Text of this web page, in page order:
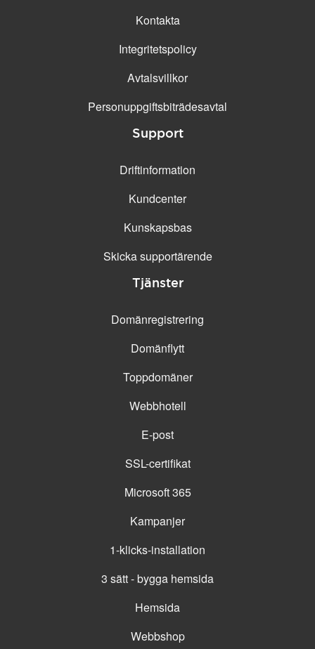
Kontakta
Integritetspolicy
Avtalsvillkor
Personuppgifts­biträdesavtal
Support
Driftinformation
Kundcenter
Kunskapsbas
Skicka supportärende
Tjänster
Domänregistrering
Domänflytt
Toppdomäner
Webbhotell
E-post
SSL-certifikat
Microsoft 365
Kampanjer
1-klicks-installation
3 sätt - bygga hemsida
Hemsida
Webbshop